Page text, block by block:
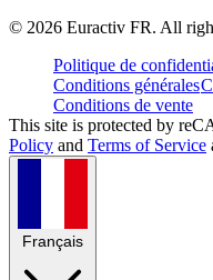
© 2026 Euractiv FR. All
Politique de
Conditions générales
Conditions de vente
This site is protected by
Policy and Terms of Service
Français